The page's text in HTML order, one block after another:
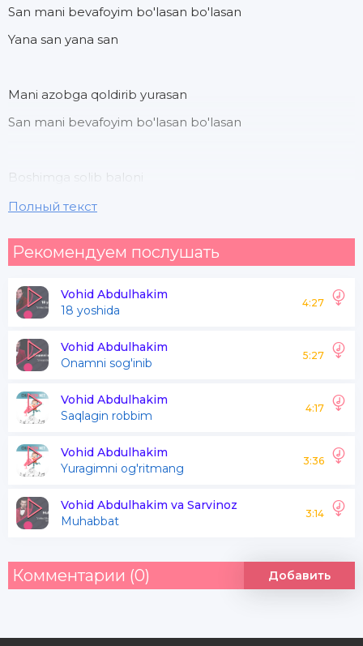
San mani bevafoyim bo'lasan bo'lasan
Yana san yana san
Mani azobga qoldirib yurasan
San mani bevafoyim bo'lasan bo'lasan
Boshimga solib baloni
Topolmayman davoni
Kelmaydi u bir yo'qlab
Mandan shunday bezormi
Boshimga solib baloni
Topolmayman davoni
Kelmaydi u bir yo'qlab
Mandan shunday bezormi
Полный текст
Рекомендуем послушать
Vohid Abdulhakim
18 yoshida
4:27
Vohid Abdulhakim
Onamni sog'inib
5:27
Vohid Abdulhakim
Saqlagin robbim
4:17
Vohid Abdulhakim
Yuragimni og'ritmang
3:36
Vohid Abdulhakim va Sarvinoz
Muhabbat
3:14
Комментарии (0) Добавить